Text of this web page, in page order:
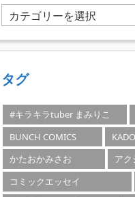
カ
テ
ゴ
ー
タグ
#キラキラtuber まみりこ
BUNCH COMICS
かたおかみさお
アク
コミックエッセイ